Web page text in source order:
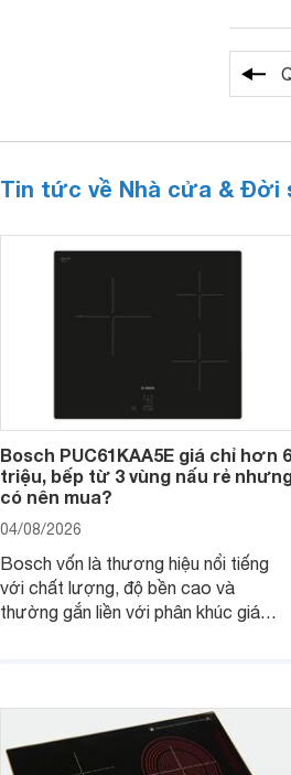
Tin tức về Nhà cửa & Đời
Bosch PUC61KAA5E giá chỉ hơn 6
triệu, bếp từ 3 vùng nấu rẻ
có nên mua?
04/08/2026
Bosch vốn là thương hiệu nổi tiếng
với chất lượng, độ bền cao và
thường gắn liền với phân khúc giá
đơn vị phân phối với mức giá khá dễ
tiếp cận, thu hút sự quan tâm của
nhiều người tiêu dùng.